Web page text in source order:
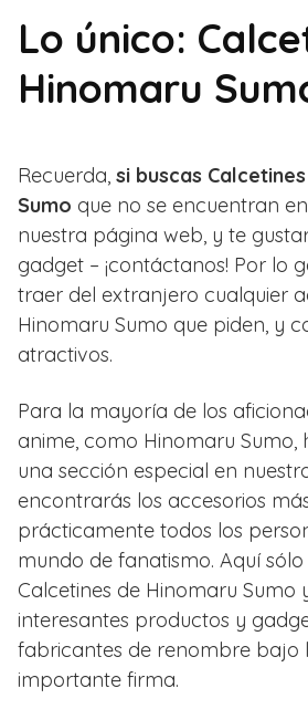
Lo único:
Hinomaru
Recuerda, si buscas
Sumo que no se encuentran
nuestra página web, y te
gadget – ¡contáctanos! Por lo
traer del extranjero cualquier
Hinomaru Sumo que piden, y
atractivos.
Para la mayoría de los
anime, como Hinomaru Sumo,
una sección especial en
encontrarás los accesorios
prácticamente todos los
mundo de fanatismo. Aquí
Calcetines de Hinomaru Sumo
interesantes productos y
fabricantes de renombre bajo
importante firma.